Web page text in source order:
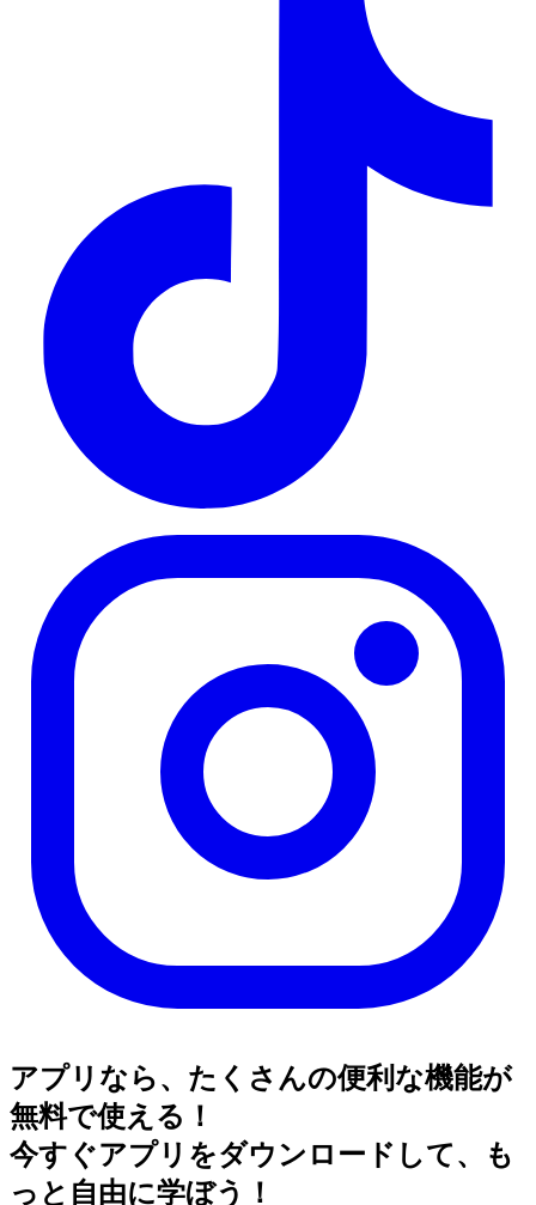
アプリなら、たくさんの便利な機能が
無料で使える！
今すぐアプリをダウンロードして、も
っと自由に学ぼう！